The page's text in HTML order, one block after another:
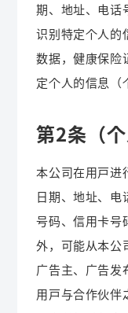
期、地址、电话
识别特定个人的
数据，健康保险
定个人的信息（
第2条（
本公司在用户进
日期、地址、电
号码、信用卡号
外，可能从本公
广告主、广告发
用户与合作伙伴